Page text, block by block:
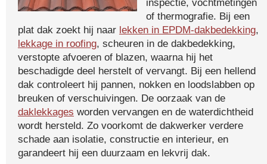
inspectie, vochtmetingen
of thermografie. Bij een
plat dak zoekt hij naar lekken in EPDM-dakbedekking,
lekkage in roofing, scheuren in de dakbedekking,
verstopte afvoeren of blazen, waarna hij het
beschadigde deel herstelt of vervangt. Bij een hellend
dak controleert hij pannen, nokken en loodslabben op
breuken of verschuivingen. De oorzaak van de
daklekkages worden vervangen en de waterdichtheid
wordt hersteld. Zo voorkomt de dakwerker verdere
schade aan isolatie, constructie en interieur, en
garandeert hij een duurzaam en lekvrij dak.